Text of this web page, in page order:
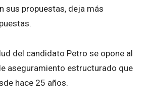
sus propuestas, deja más
del candidato Petro se opone al
aseguramiento estructurado que
hace 25 años.